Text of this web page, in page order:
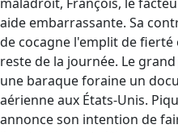
aide embarrassante. Sa
de cocagne l'emplit de
reste de la journée. Le
une baraque foraine un
aérienne aux États-Unis.
annonce son intention de